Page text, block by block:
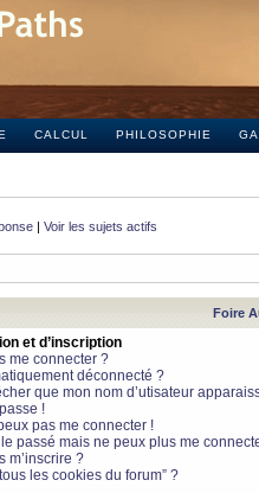
CALCUL PHILOSOPHIE
| Voir les sujets actifs
Foire
et d’inscription
me connecter ?
déconnecté ?
que mon nom d’utisateur
!
pas me connecter !
passé mais ne peux plus me
m’inscrire ?
les cookies du forum” ?